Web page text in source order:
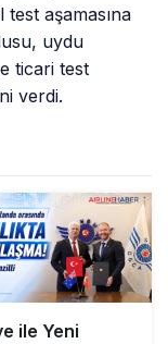
aşamasına
uydu
ticari test
verdi.
ile Yeni